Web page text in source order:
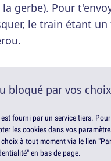
gerbe). Pour
le train étant
bloqué par vos
fourni par un service tiers.
les cookies dans vos
à tout moment via le lien
en bas de page.